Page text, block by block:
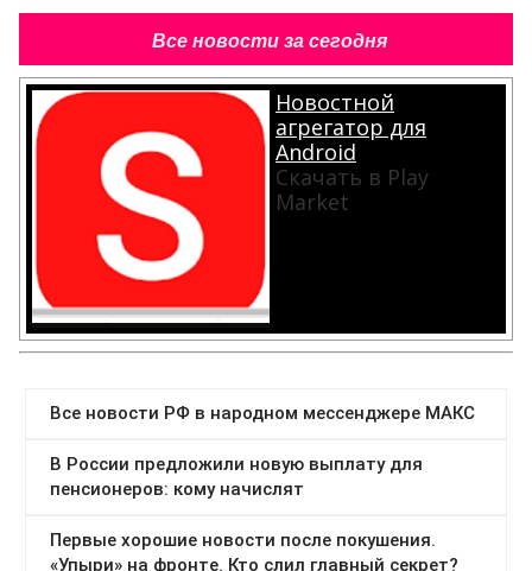
Все новости за сегодня
Новостной
агрегатор для
Android
Скачать в Play
Market